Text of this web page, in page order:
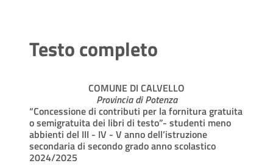
Testo completo
COMUNE DI CALVELLO
Provincia di Potenza
“Concessione di contributi per la fornitura gratuita
o semigratuita dei libri di testo”- studenti meno
abbienti del III - IV - V anno dell’istruzione
secondaria di secondo grado anno scolastico
2024/2025